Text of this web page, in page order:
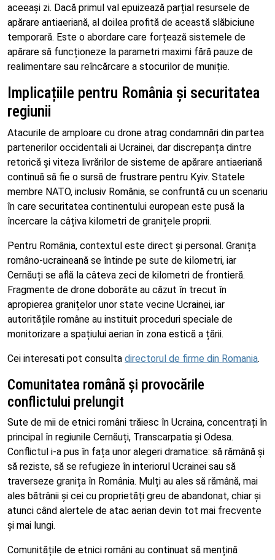
aceeași zi. Dacă primul val epuizează parțial resursele de
apărare antiaeriană, al doilea profită de această slăbiciune
temporară. Este o abordare care forțează sistemele de
apărare să funcționeze la parametri maximi fără pauze de
realimentare sau reîncărcare a stocurilor de muniție.
Implicațiile pentru România și securitatea
regiunii
Atacurile de amploare cu drone atrag condamnări din partea
partenerilor occidentali ai Ucrainei, dar discrepanța dintre
retorică și viteza livrărilor de sisteme de apărare antiaeriană
continuă să fie o sursă de frustrare pentru Kyiv. Statele
membre NATO, inclusiv România, se confruntă cu un scenariu
în care securitatea continentului european este pusă la
încercare la câțiva kilometri de granițele proprii.
Pentru România, contextul este direct și personal. Granița
româno-ucraineană se întinde pe sute de kilometri, iar
Cernăuți se află la câteva zeci de kilometri de frontieră.
Fragmente de drone doborâte au căzut în trecut în
apropierea granițelor unor state vecine Ucrainei, iar
autoritățile române au instituit proceduri speciale de
monitorizare a spațiului aerian în zona estică a țării.
Cei interesati pot consulta directorul de firme din Romania.
Comunitatea română și provocările
conflictului prelungit
Sute de mii de etnici români trăiesc în Ucraina, concentrați în
principal în regiunile Cernăuți, Transcarpatia și Odesa.
Conflictul i-a pus în fața unor alegeri dramatice: să rămână și
să reziste, să se refugieze în interiorul Ucrainei sau să
traverseze granița în România. Mulți au ales să rămână, mai
ales bătrânii și cei cu proprietăți greu de abandonat, chiar și
atunci când alertele de atac aerian devin tot mai frecvente
și mai lungi.
Comunitățile de etnici români au continuat să mențină